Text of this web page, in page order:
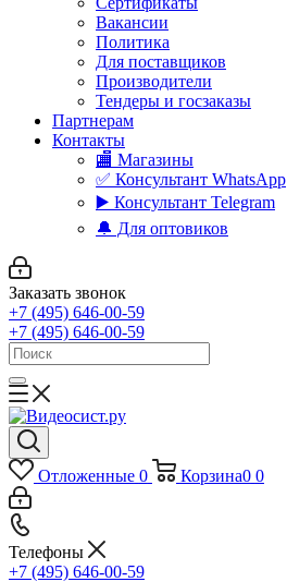
Вакансии
Политика
Для поставщиков
Производители
Тендеры и госзаказы
Партнерам
Контакты
🏬 Магазины
✅️ Консультант WhatsApp
▶️ Консультант Telegram
🔔 Для оптовиков
Заказать звонок
+7 (495) 646-00-59
+7 (495) 646-00-59
Отложенные 0 Корзина0 0
Телефоны
+7 (495) 646-00-59